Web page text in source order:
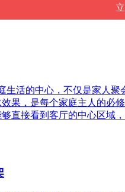
活的中心，不仅是家人
果，是每个家庭主人的
直接看到客厅的中心区域